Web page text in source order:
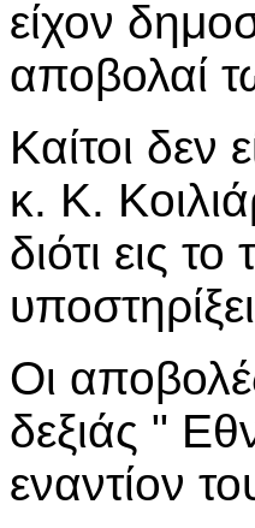
είχον
αποβολαί
Καίτοι δεν
κ. Κ.
διότι εις
Οι
δεξιάς "
εναντίον